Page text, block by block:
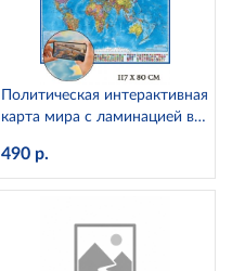
Политическая интерактивная
карта мира с ламинацией в
490 р.